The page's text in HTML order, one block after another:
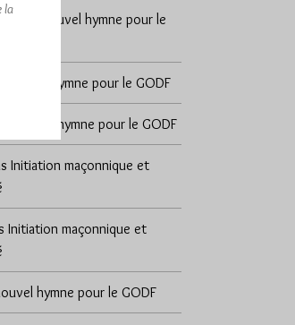
Un nouvel hymne pour le
nouvel hymne pour le GODF
Un nouvel hymne pour le GODF
Initiation maçonnique et
Initiation maçonnique et
hymne pour le GODF
la